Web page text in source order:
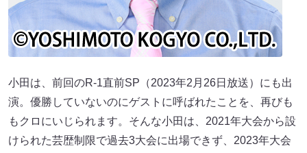
小田は、前回のR-1直前SP（2023年2月26日放送）にも出
演。優勝していないのにゲストに呼ばれたことを、再びも
もクロにいじられます。そんな小田は、2021年大会から設
けられた芸歴制限で過去3大会に出場できず、2023年大会